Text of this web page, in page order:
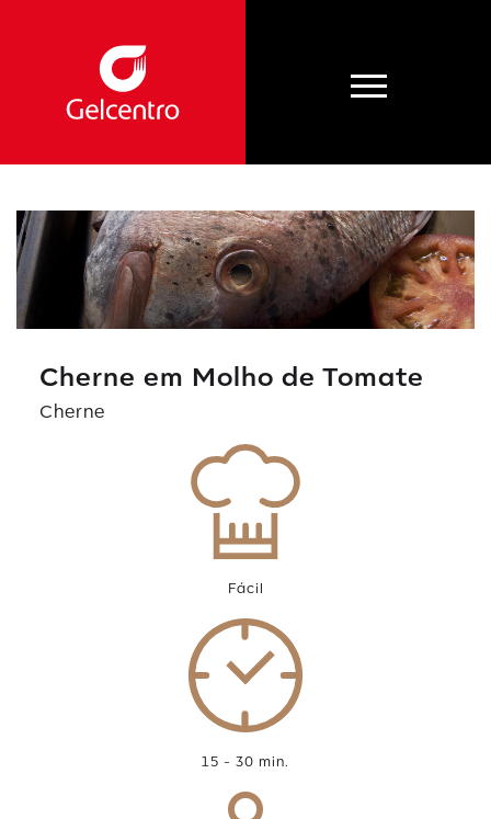
Cherne em Molho de Tomate
Cherne
Fácil
15 - 30 min.